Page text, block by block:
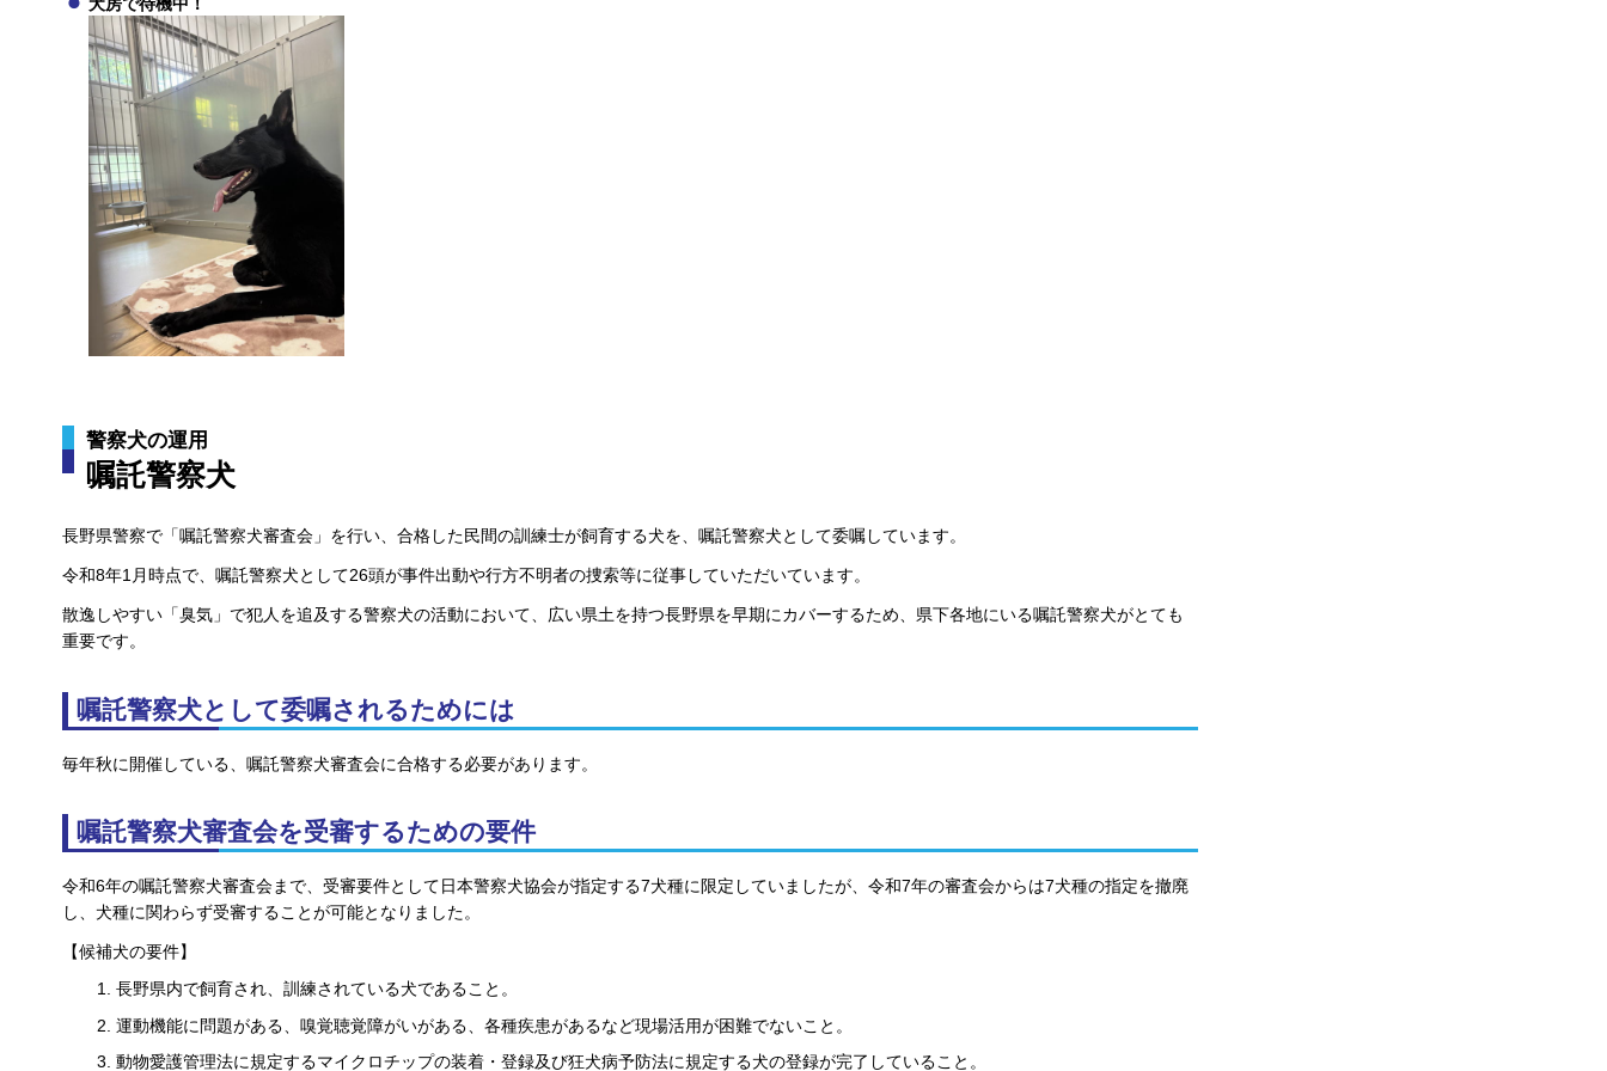
警察犬の運用
嘱託警察犬
長野県警察で「嘱託警察犬審査会」を行い、合格した民間の訓練士が飼育する犬を、嘱託警察犬として委嘱しています。
令和8年1月時点で、嘱託警察犬として26頭が事件出動や行方不明者の捜索等に従事していただいています。
散逸しやすい「臭気」で犯人を追及する警察犬の活動において、広い県土を持つ長野県を早期にカバーするため、県下各地にいる嘱託警察犬がとても
重要です。
嘱託警察犬として委嘱されるためには
毎年秋に開催している、嘱託警察犬審査会に合格する必要があります。
嘱託警察犬審査会を受審するための要件
令和6年の嘱託警察犬審査会まで、受審要件として日本警察犬協会が指定する7犬種に限定していましたが、令和7年の審査会からは7犬種の指定を撤廃
し、犬種に関わらず受審することが可能となりました。
【候補犬の要件】
長野県内で飼育され、訓練されている犬であること。
運動機能に問題がある、嗅覚聴覚障がいがある、各種疾患があるなど現場活用が困難でないこと。
動物愛護管理法に規定するマイクロチップの装着・登録及び狂犬病予防法に規定する犬の登録が完了していること。